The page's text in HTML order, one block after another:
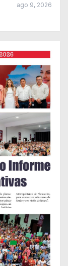
ago 9, 2026